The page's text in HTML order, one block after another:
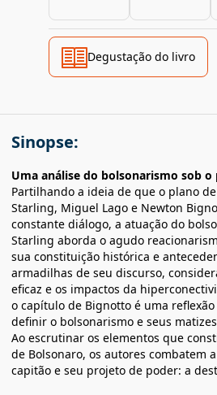
Degustação do livro
Sinopse:
Uma análise do bolsonarismo sob
Partilhando a ideia de que o plano
Starling, Miguel Lago e Newton
constante diálogo, a atuação do
Starling aborda o agudo
sua constituição histórica e
armadilhas de seu discurso,
eficaz e os impactos da
o capítulo de Bignotto é uma
definir o bolsonarismo e seus
Ao escrutinar os elementos que
de Bolsonaro, os autores combatem
capitão e seu projeto de poder: a